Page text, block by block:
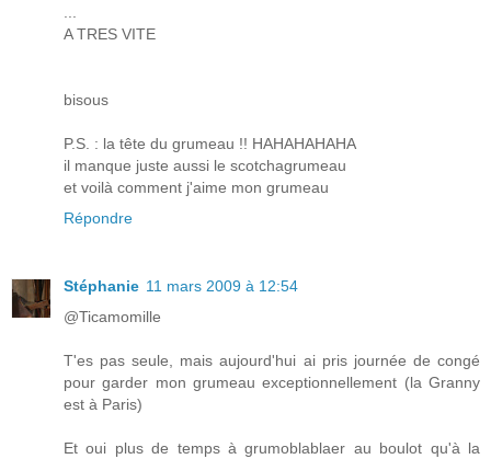
A TRES VITE
bisous
P.S. : la tête du grumeau !! HAHAHAHAHA
il manque juste aussi le scotchagrumeau
et voilà comment j'aime mon grumeau
Répondre
Stéphanie 11 mars 2009 à 12:54
@Ticamomille
T'es pas seule, mais aujourd'hui ai pris journée de congé
pour garder mon grumeau exceptionnellement (la Granny
est à Paris)
Et oui plus de temps à grumoblablaer au boulot qu'à la